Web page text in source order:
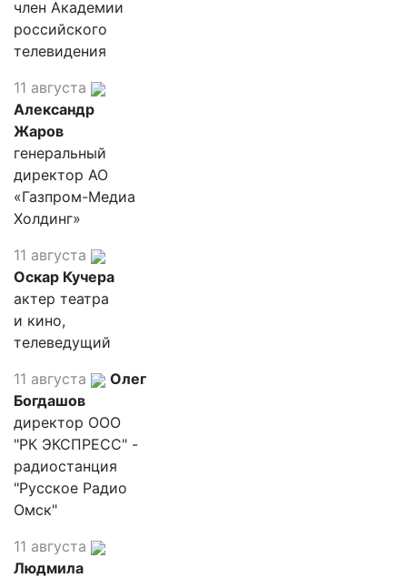
член Академии
российского
телевидения
11 августа
Александр
Жаров
генеральный
директор АО
«Газпром-Медиа
Холдинг»
11 августа
Оскар Кучера
актер театра
и кино,
телеведущий
11 августа
Олег
Богдашов
директор ООО
"РК ЭКСПРЕСС" -
радиостанция
"Русское Радио
Омск"
11 августа
Людмила